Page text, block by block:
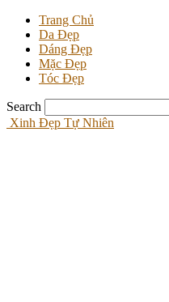
Trang Chủ
Da Đẹp
Dáng Đẹp
Mặc Đẹp
Tóc Đẹp
Search
Xinh Đẹp Tự Nhiên